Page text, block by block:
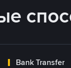
Bank Transfer